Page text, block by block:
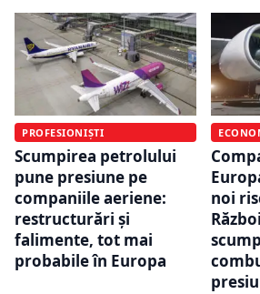
PROFESIONIȘTI
Scumpirea petrolului
pune presiune pe
companiile aeriene:
restructurări și
falimente, tot mai
probabile în Europa
noi